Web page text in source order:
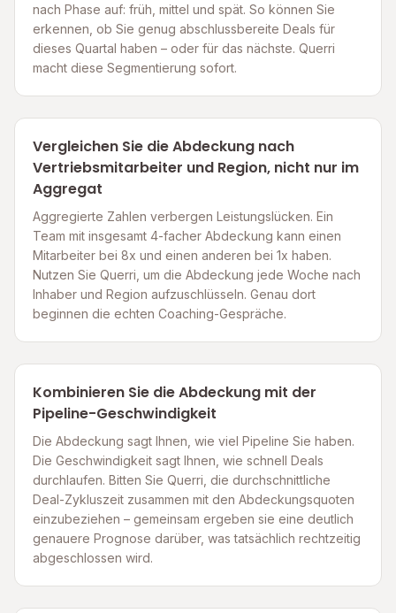
nach Phase auf: früh, mittel und spät. So können Sie
erkennen, ob Sie genug abschlussbereite Deals für
dieses Quartal haben – oder für das nächste. Querri
macht diese Segmentierung sofort.
Vergleichen Sie die Abdeckung nach
Vertriebsmitarbeiter und Region, nicht nur im
Aggregat
Aggregierte Zahlen verbergen Leistungslücken. Ein
Team mit insgesamt 4-facher Abdeckung kann einen
Mitarbeiter bei 8x und einen anderen bei 1x haben.
Nutzen Sie Querri, um die Abdeckung jede Woche nach
Inhaber und Region aufzuschlüsseln. Genau dort
beginnen die echten Coaching-Gespräche.
Kombinieren Sie die Abdeckung mit der
Pipeline-Geschwindigkeit
Die Abdeckung sagt Ihnen, wie viel Pipeline Sie haben.
Die Geschwindigkeit sagt Ihnen, wie schnell Deals
durchlaufen. Bitten Sie Querri, die durchschnittliche
Deal-Zykluszeit zusammen mit den Abdeckungsquoten
einzubeziehen – gemeinsam ergeben sie eine deutlich
genauere Prognose darüber, was tatsächlich rechtzeitig
abgeschlossen wird.